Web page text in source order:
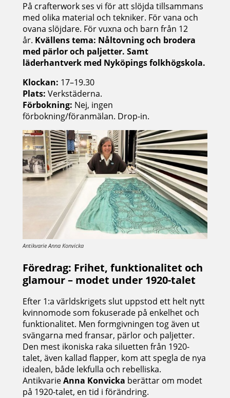
På crafterwork ses vi för att slöjda tillsammans
med olika material och tekniker. För vana och
ovana slöjdare. För vuxna och barn från 12
år. Kvällens tema: Nåltovning och brodera
med pärlor och paljetter. Samt
läderhantverk med Nyköpings folkhögskola.
Klockan: 17–19.30
Plats: Verkstäderna.
Förbokning: Nej, ingen
förbokning/föranmälan. Drop-in.
Antikvarie Anna Konvicka
Föredrag: Frihet, funktionalitet och
glamour – modet under 1920-talet
Efter 1:a världskrigets slut uppstod ett helt nytt
kvinnomode som fokuserade på enkelhet och
funktionalitet. Men formgivningen tog även ut
svängarna med fransar, pärlor och paljetter.
Den mest ikoniska raka siluetten från 1920-
talet, även kallad flapper, kom att spegla de nya
idealen, både lekfulla och rebelliska.
AntikvarieAnna Konvicka berättar om modet
på 1920-talet, en tid i förändring.